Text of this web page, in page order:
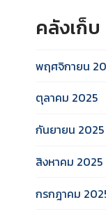
คลังเก็บ
พฤศจิกายน
ตุลาคม 2025
กันยายน 2025
สิงหาคม 2025
กรกฎาคม